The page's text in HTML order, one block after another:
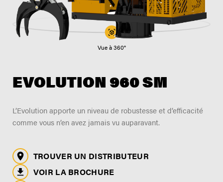
Support
Contactez-nous
Vue à 360°
EVOLUTION 960 SM
L’Evolution apporte un niveau de robustesse et d’efficacité
comme vous n’en avez jamais vu auparavant.
TROUVER UN DISTRIBUTEUR
VOIR LA BROCHURE